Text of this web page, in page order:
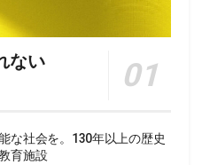
ない
な社会を。130年以上の歴史
育施設